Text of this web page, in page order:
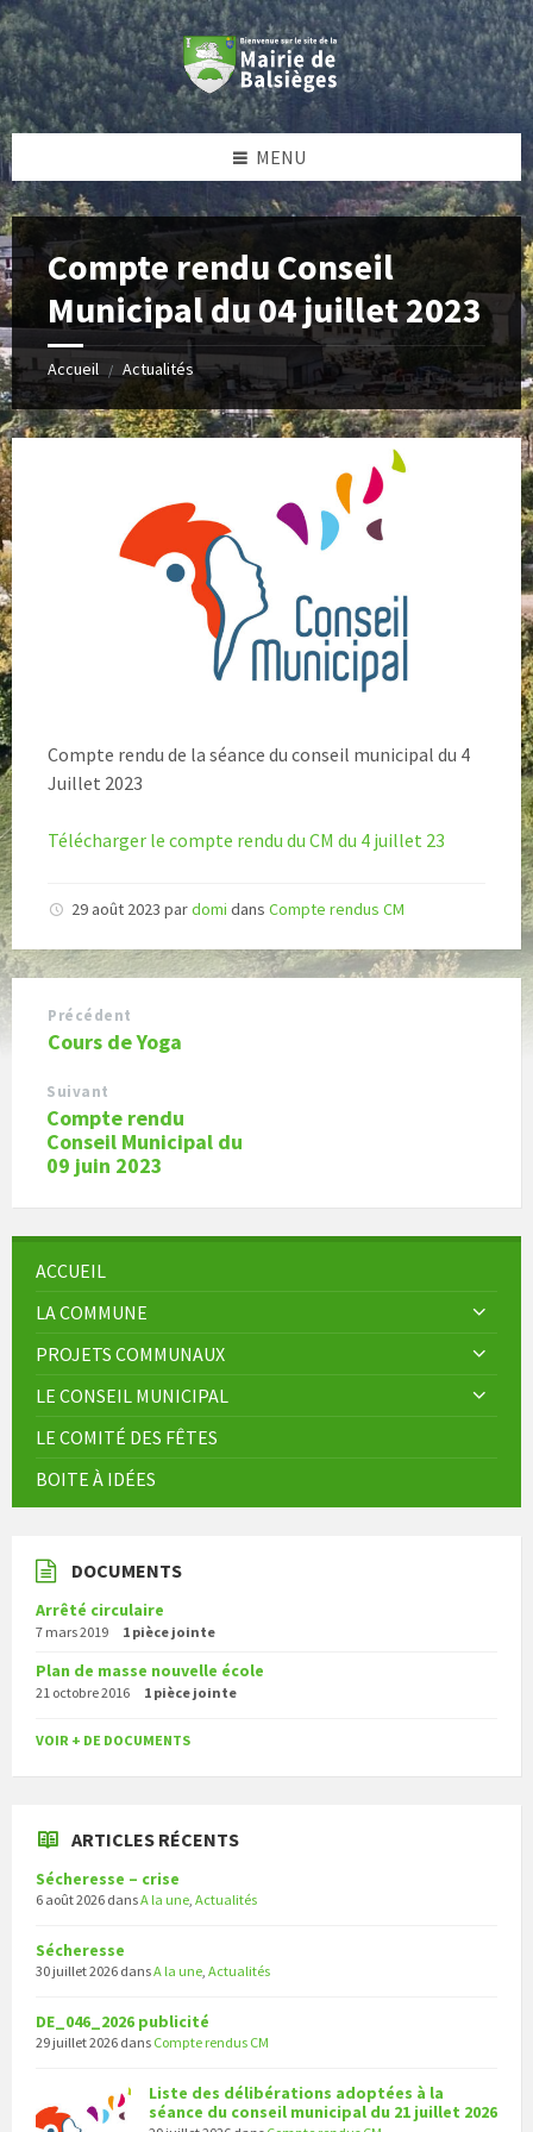
Skip
to
content
Skip
to
left
sidebar
Skip
to
right
sidebar
Skip
to
footer
MENU
Compte rendu Conseil
Municipal du 04 juillet 2023
Accueil / Actualités
Compte rendu de la séance du conseil municipal du 4
Juillet 2023
Télécharger le compte rendu du CM du 4 juillet 23
29 août 2023 pardomi dans Compte rendus CM
Précédent
Cours de Yoga
Suivant
Compte rendu
Conseil Municipal du
09 juin 2023
ACCUEIL
LA COMMUNE
PROJETS COMMUNAUX
LE CONSEIL MUNICIPAL
LE COMITÉ DES FÊTES
BOITE À IDÉES
DOCUMENTS
Arrêté circulaire
7 mars 2019 1 pièce jointe
Plan de masse nouvelle école
21 octobre 2016 1 pièce jointe
VOIR + DE DOCUMENTS
ARTICLES RÉCENTS
Sécheresse – crise
6 août 2026 dansA la une, Actualités
Sécheresse
30 juillet 2026 dansA la une, Actualités
DE_046_2026 publicité
29 juillet 2026 dans Compte rendus CM
Liste des délibérations adoptées à la
séance du conseil municipal du 21 juillet 2026